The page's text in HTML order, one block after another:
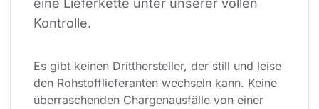
eine Lieferkette unter unserer vollen
Kontrolle.
Es gibt keinen Dritthersteller, der still und leise
den Rohstofflieferanten wechseln kann. Keine
überraschenden Chargenausfälle von einer